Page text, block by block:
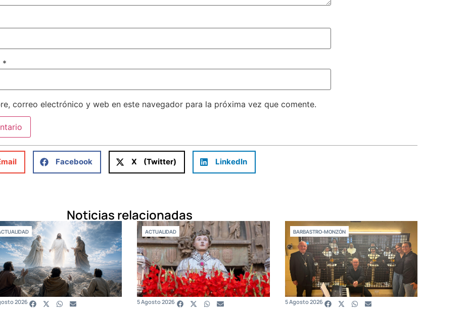
*
correo electrónico y web en este navegador para la próxima vez que comente.
Facebook X (Twitter) LinkedIn
Noticias relacionadas
2026
ACTUALIDAD
5 Agosto 2026
BARBASTRO-MONZÓN
5 Agosto 2026